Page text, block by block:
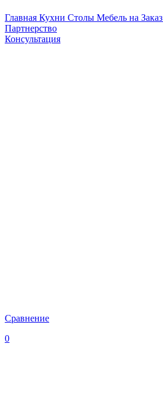
Главная Кухни Столы Мебель на Заказ
Партнерство
Консультация
Сравнение
0